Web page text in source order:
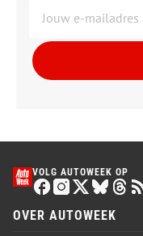
VOLG AUTOWEEK OP
OVER AUTOWEEK